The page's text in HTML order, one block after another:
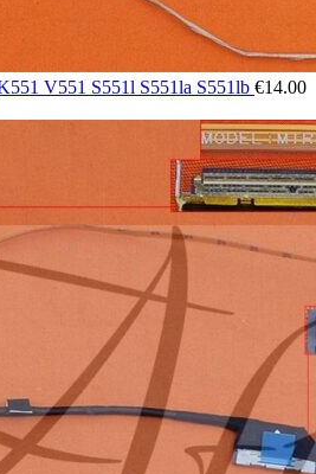
V551 S551l S551la S551lb €14.00